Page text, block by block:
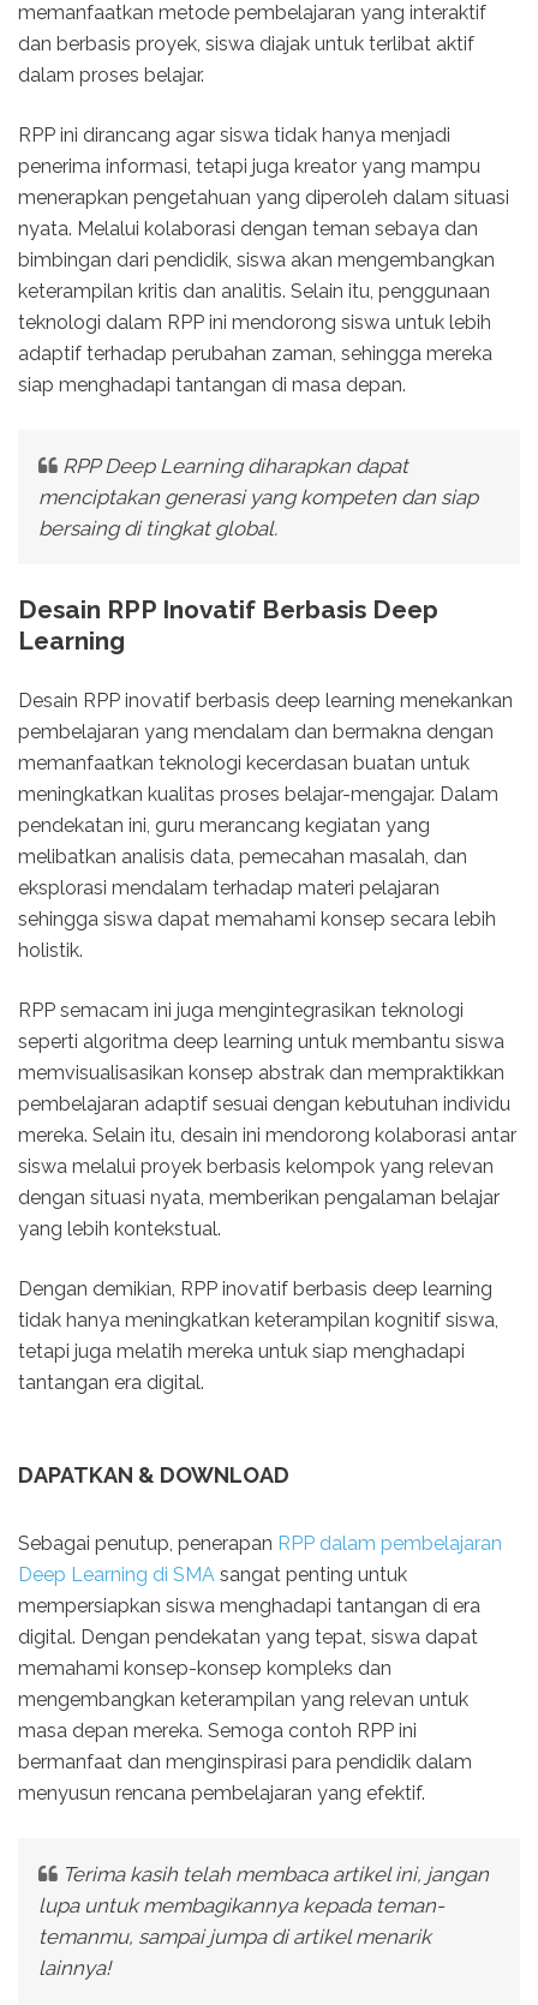
memanfaatkan metode pembelajaran yang interaktif
dan berbasis proyek, siswa diajak untuk terlibat aktif
dalam proses belajar.
RPP ini dirancang agar siswa tidak hanya menjadi
penerima informasi, tetapi juga kreator yang mampu
menerapkan pengetahuan yang diperoleh dalam situasi
nyata. Melalui kolaborasi dengan teman sebaya dan
bimbingan dari pendidik, siswa akan mengembangkan
keterampilan kritis dan analitis. Selain itu, penggunaan
teknologi dalam RPP ini mendorong siswa untuk lebih
adaptif terhadap perubahan zaman, sehingga mereka
siap menghadapi tantangan di masa depan.
RPP Deep Learning diharapkan dapat
menciptakan generasi yang kompeten dan siap
bersaing di tingkat global.
Desain RPP Inovatif Berbasis Deep
Learning
Desain RPP inovatif berbasis deep learning menekankan
pembelajaran yang mendalam dan bermakna dengan
memanfaatkan teknologi kecerdasan buatan untuk
meningkatkan kualitas proses belajar-mengajar. Dalam
pendekatan ini, guru merancang kegiatan yang
melibatkan analisis data, pemecahan masalah, dan
eksplorasi mendalam terhadap materi pelajaran
sehingga siswa dapat memahami konsep secara lebih
holistik.
RPP semacam ini juga mengintegrasikan teknologi
seperti algoritma deep learning untuk membantu siswa
memvisualisasikan konsep abstrak dan mempraktikkan
pembelajaran adaptif sesuai dengan kebutuhan individu
mereka. Selain itu, desain ini mendorong kolaborasi antar
siswa melalui proyek berbasis kelompok yang relevan
dengan situasi nyata, memberikan pengalaman belajar
yang lebih kontekstual.
Dengan demikian, RPP inovatif berbasis deep learning
tidak hanya meningkatkan keterampilan kognitif siswa,
tetapi juga melatih mereka untuk siap menghadapi
tantangan era digital.
DAPATKAN & DOWNLOAD
Sebagai penutup, penerapan RPP dalam pembelajaran
Deep Learning di SMA sangat penting untuk
mempersiapkan siswa menghadapi tantangan di era
digital. Dengan pendekatan yang tepat, siswa dapat
memahami konsep-konsep kompleks dan
mengembangkan keterampilan yang relevan untuk
masa depan mereka. Semoga contoh RPP ini
bermanfaat dan menginspirasi para pendidik dalam
menyusun rencana pembelajaran yang efektif.
Terima kasih telah membaca artikel ini, jangan
lupa untuk membagikannya kepada teman-
temanmu, sampai jumpa di artikel menarik
lainnya!